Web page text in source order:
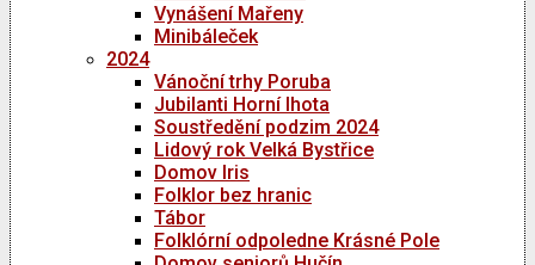
Vynášení Mařeny
Minibáleček
2024
Vánoční trhy Poruba
Jubilanti Horní lhota
Soustředění podzim 2024
Lidový rok Velká Bystřice
Domov Iris
Folklor bez hranic
Tábor
Folklórní odpoledne Krásné Pole